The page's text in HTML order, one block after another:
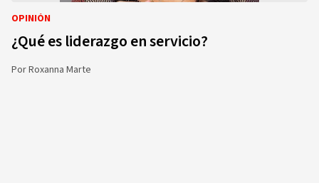
OPINIÓN
¿Qué es liderazgo en servicio?
PorRoxanna Marte